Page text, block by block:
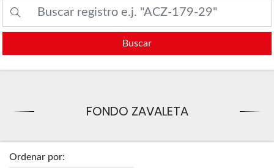
Buscar
FONDO ZAVALETA
Ordenar por: